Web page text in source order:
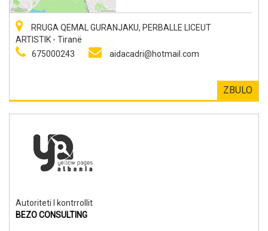
RRUGA QEMAL GURANJAKU, PERBALLE LICEUT
ARTISTIK - Tiranë
675000243
aidacadri@hotmail.com
ZBULO
Autoriteti I kontrrollit
BEZO CONSULTING